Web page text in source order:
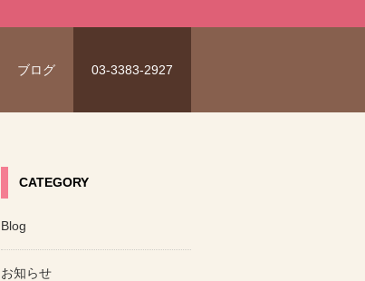
03-3383-2927
ブログ
CATEGORY
Blog
お知らせ